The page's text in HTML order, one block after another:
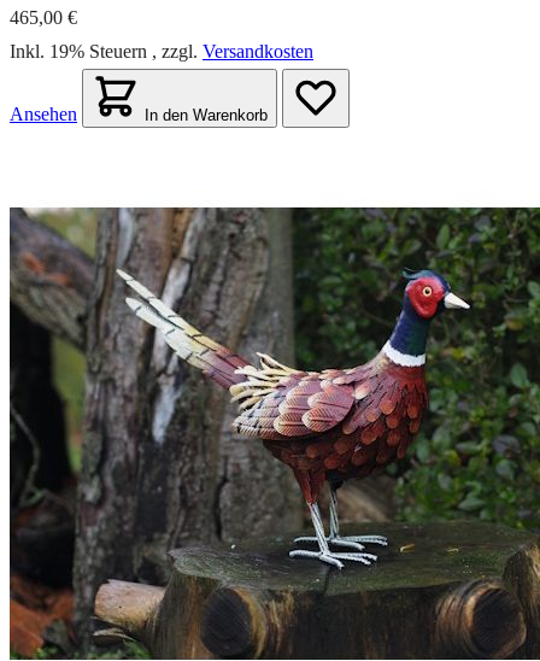
465,00 €
Inkl. 19% Steuern , zzgl. Versandkosten
Ansehen In den Warenkorb